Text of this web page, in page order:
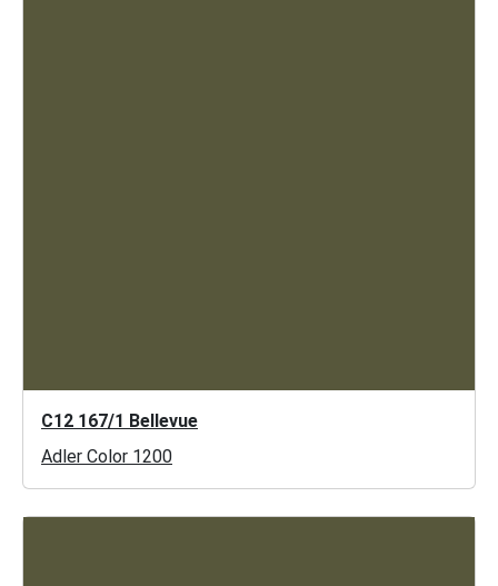
C12 167/1 Bellevue
Adler Color 1200